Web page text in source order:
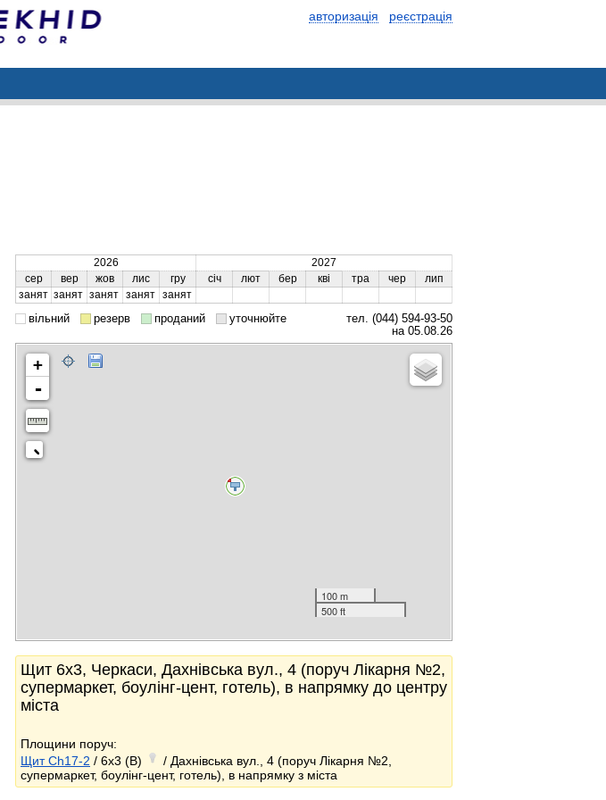
авторизація реєстрація
2026
2027
сер
вер жов лис гру січ лют бер кві тра чер
лип
занят занят занят занят занят
вільний резерв проданий уточнюйте
тел. (044) 594-93-50
на 05.08.26
+
-
100 m
500 ft
Щит 6x3, Черкаси, Дахнівська вул., 4 (поруч Лікарня №2,
супермаркет, боулінг-цент, готель), в напрямку до центру
міста
Площини поруч:
Щит Ch17-2 / 6x3 (B)
/ Дахнівська вул., 4 (поруч Лікарня №2,
супермаркет, боулінг-цент, готель), в напрямку з міста